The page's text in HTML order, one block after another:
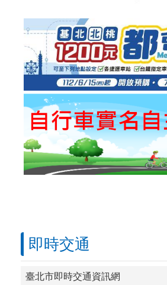
即時交通
臺北市即時交通資訊網